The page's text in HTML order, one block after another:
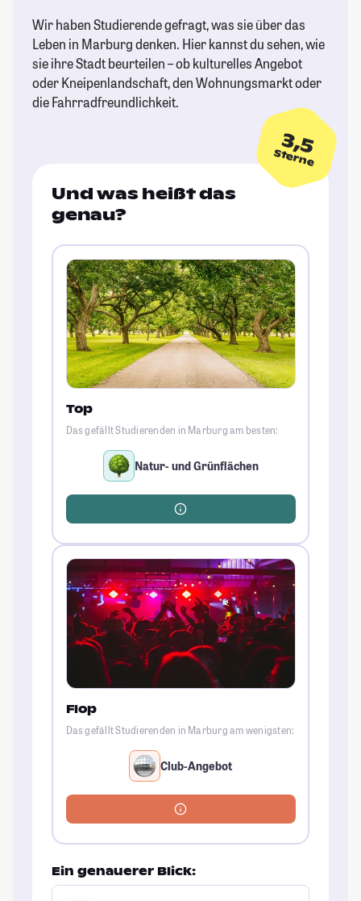
Wir haben Studierende gefragt, was sie über das
Leben in Marburg denken. Hier kannst du sehen, wie
sie ihre Stadt beurteilen – ob kulturelles Angebot
oder Kneipenlandschaft, den Wohnungsmarkt oder
die Fahrradfreundlichkeit.
3,5
Sterne
Und was heißt das
genau?
Top
Das gefällt Studierenden in Marburg am besten:
Natur- und Grünflächen
Flop
Das gefällt Studierenden in Marburg am wenigsten:
Club-Angebot
Ein genauerer Blick: